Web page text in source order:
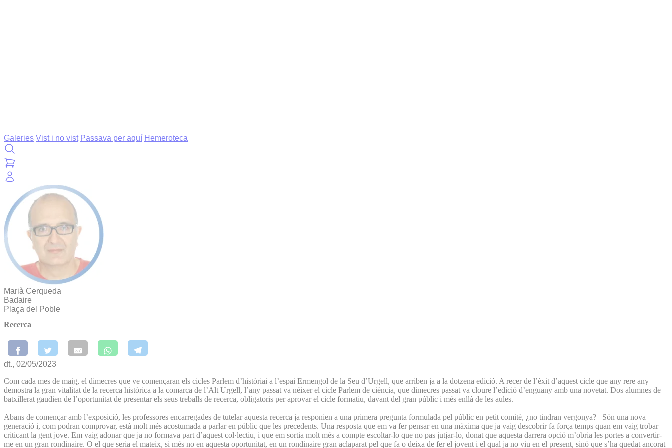
Galeries Vist i no vist Passava per aquí Hemeroteca
Marià Cerqueda
Badaire
Plaça del Poble
Recerca
dt., 02/05/2023
Com cada mes de maig, el dimecres que ve començaran els cicles Parlem d’històriai a l’espai Ermengol de la Seu d’Urgell, que arriben ja a la dotzena edició. A recer de l’èxit d’aquest cicle que any rere any
demostra la gran vitalitat de la recerca històrica a la comarca de l’Alt Urgell, l’any passat va néixer el cicle Parlem de ciència, que dimecres passat va cloure l’edició d’enguany amb una novetat. Dos alumnes de
batxillerat gaudien de l’oportunitat de presentar els seus treballs de recerca, obligatoris per aprovar el cicle formatiu, davant del gran públic i més enllà de les aules.
Abans de començar amb l’exposició, les professores encarregades de tutelar aquesta recerca ja responien a una primera pregunta formulada pel públic en petit comitè, ¿no tindran vergonya? –Són una nova
generació i, com podran comprovar, està molt més acostumada a parlar en públic que les precedents. Una resposta que em va fer pensar en una màxima que ja vaig descobrir fa força temps quan em vaig trobar
criticant la gent jove. Em vaig adonar que ja no formava part d’aquest col·lectiu, i que em sortia molt més a compte escoltar-lo que no pas jutjar-lo, donat que aquesta darrera opció m’obria les portes a convertir-
me en un gran rondinaire. O el que seria el mateix, si més no en aquesta oportunitat, en un rondinaire gran aclaparat pel que fa o deixa de fer el jovent i el qual ja no viu en el present, sinó que s’ha quedat ancorat